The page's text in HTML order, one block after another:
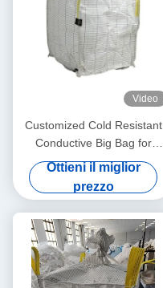
Video
Customized Cold Resistant
Conductive Big Bag for
Supply Chain Management
Ottieni il miglior
prezzo